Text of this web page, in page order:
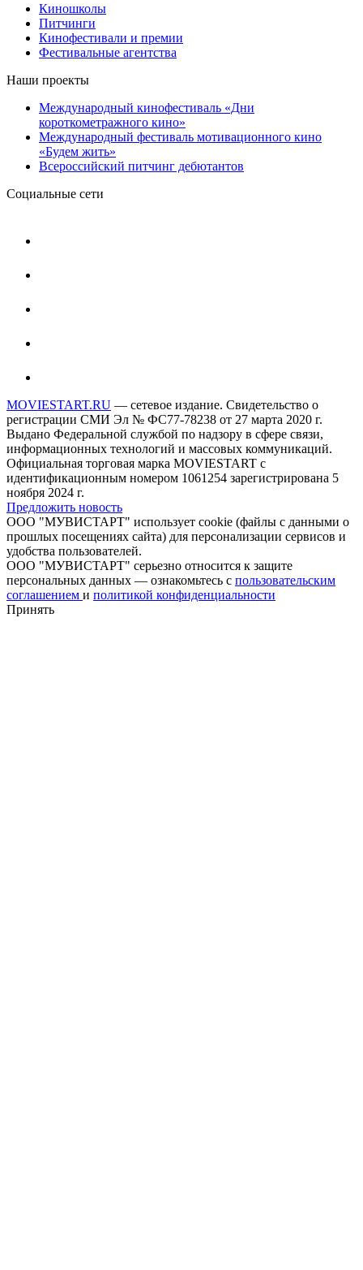
Киношколы
Питчинги
Кинофестивали и премии
Фестивальные агентства
Наши проекты
Международный кинофестиваль «Дни
короткометражного кино»
Международный фестиваль мотивационного кино
«Будем жить»
Всероссийский питчинг дебютантов
Социальные сети
MOVIESTART.RU — сетевое издание. Свидетельство о
регистрации СМИ Эл № ФС77-78238 от 27 марта 2020 г.
Выдано Федеральной службой по надзору в сфере связи,
информационных технологий и массовых коммуникаций.
Официальная торговая марка MOVIESTART с
идентификационным номером 1061254 зарегистрирована 5
ноября 2024 г.
Предложить новость
ООО "МУВИСТАРТ" использует cookie (файлы с данными о
прошлых посещениях сайта) для персонализации сервисов и
удобства пользователей.
ООО "МУВИСТАРТ" серьезно относится к защите
персональных данных — ознакомьтесь с пользовательским
соглашением и политикой конфиденциальности
Принять